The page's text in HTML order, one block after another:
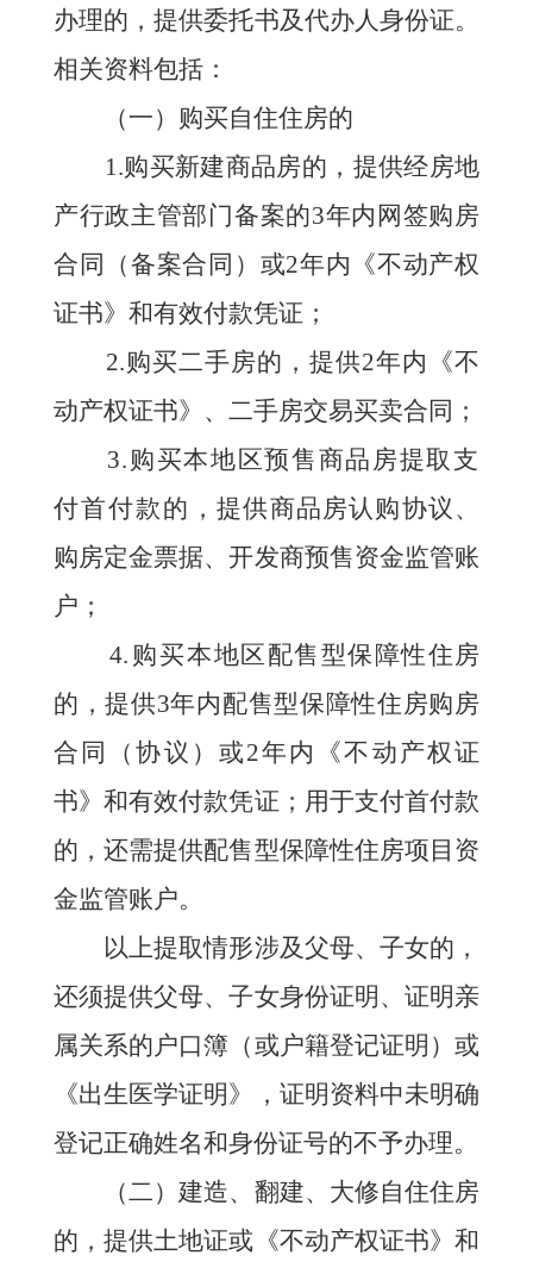
办理的，提供委托书及代办人身份证。
相关资料包括：
（一）购买自住住房的
1.购买新建商品房的，提供经房地
产行政主管部门备案的3年内网签购房
合同（备案合同）或2年内《不动产权
证书》和有效付款凭证；
2.购买二手房的，提供2年内《不
动产权证书》、二手房交易买卖合同；
3.购买本地区预售商品房提取支
付首付款的 ，提供商品房认购协议、
购房定金票据、开发商预售资金监管账
户；
4.购买本地区配售型保障性住房
的，提供3年内配售型保障性住房购房
合同（协议）或2年内《不动产权证
书》和有效付款凭证； 用于支付首付款
的，还需提供配售型保障性住房项目资
金监管账户。
以上提取情形涉及父母、子女的，
还须提供父母、子女身份证明、证明亲
属关系的户口簿（或户籍登记证明）或
《出生医学证明》，证明资料中未明确
登记正确姓名和身份证号的不予办理。
（二）建造、翻建、大修自住住房
的，提供土地证或《不动产权证书》和